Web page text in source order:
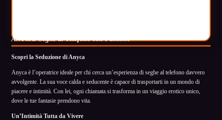
ANYCA: Seghe al Telefono con Passione
Scopri la Seduzione di Anyca
Anyca è l’operatrice ideale per chi cerca un’esperienza di seghe al telefono davvero
avvolgente. La sua voce calda e seducente è capace di trasportarti in un mondo di
piacere e intimità. Con lei, ogni chiamata si trasforma in un viaggio erotico unico,
dove le tue fantasie prendono vita.
Un’Intimità Tutta da Vivere